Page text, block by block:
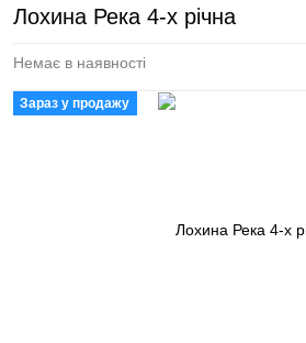
Лохина Река 4-х річна
Немає в наявності
Зараз у продажу